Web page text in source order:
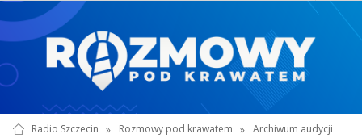
Radio Szczecin » Rozmowy pod krawatem » Archiwum audycji